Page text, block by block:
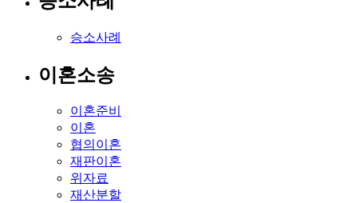
승소사례
이혼소송
이혼준비
이혼
협의이혼
재판이혼
위자료
재산분할